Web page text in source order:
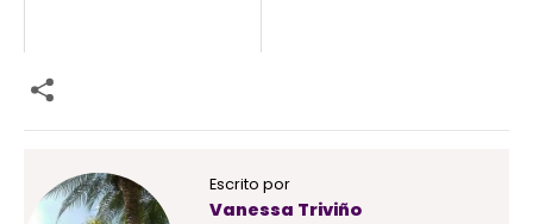
Escrito por
Vanessa Triviño